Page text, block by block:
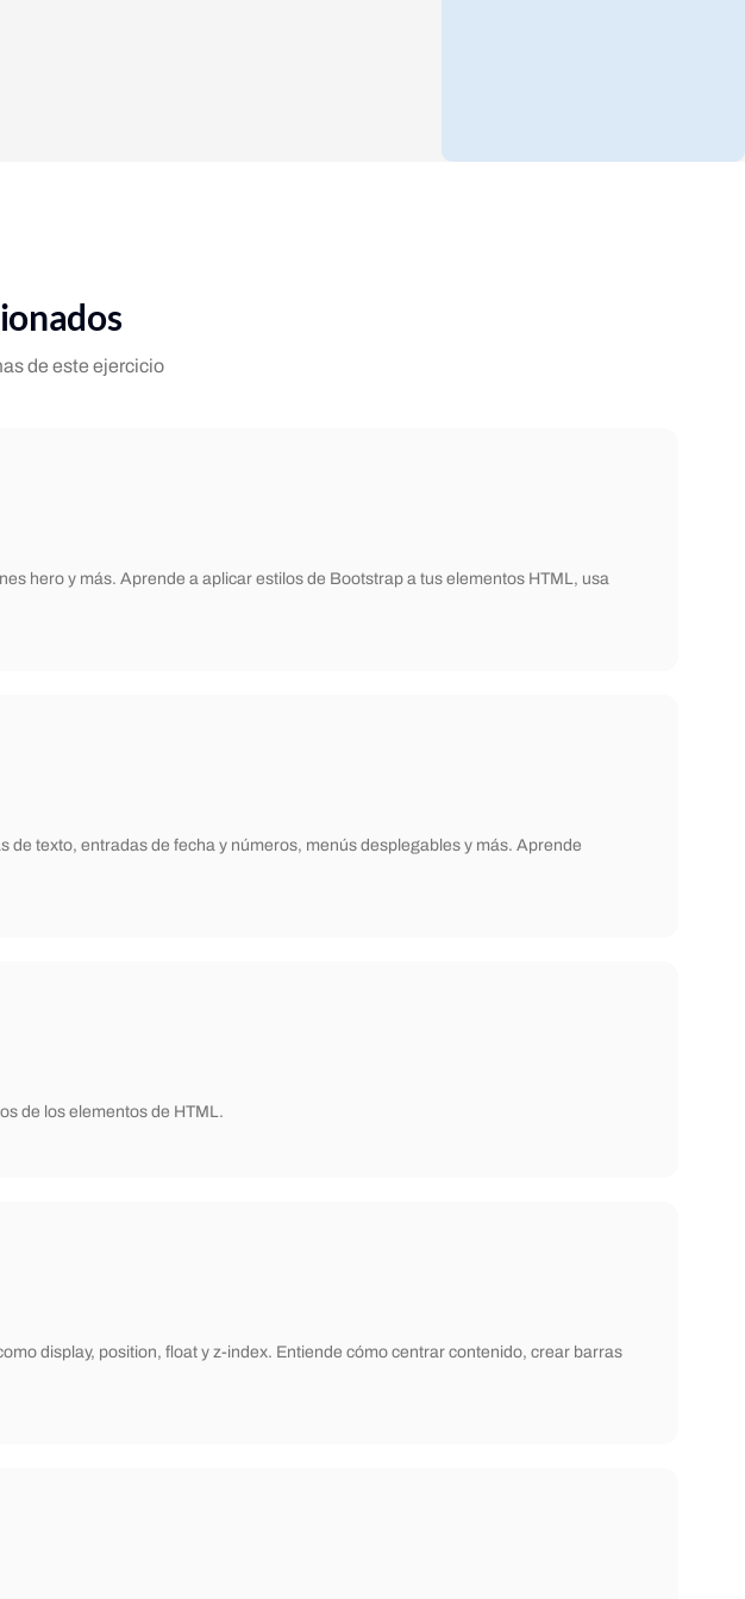
de este ejercicio
hero y más. Aprende a aplicar estilos de Bootstrap a tus elementos HTML, usa
texto, entradas de fecha y números, menús desplegables y más. Aprende
de los elementos de HTML.
display, position, float y z-index. Entiende cómo centrar contenido, crear barras